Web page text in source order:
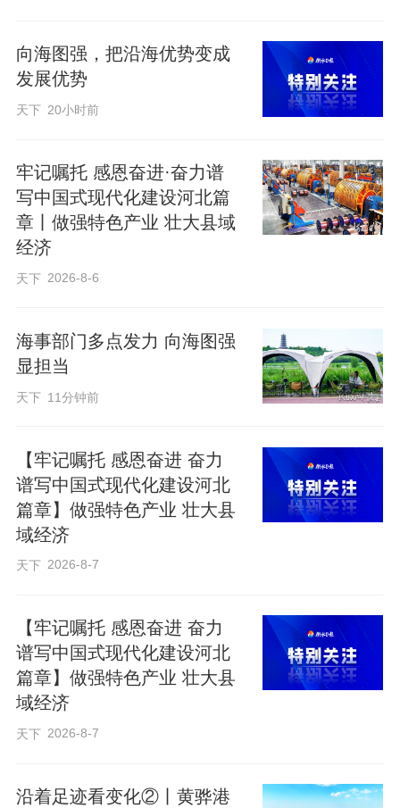
“一个新市场或许已经向我们打开了大
4月初，通旺科技与邢台经开区冀货出海共
享直播基地（以下简称“基地”）达成合作，
依托基地提供的客户资源，试水美国市
场。在此之前，通旺科技的猫砂产品畅销
大门。
“共享客户资源，是基地服务出海企业的举
国市场之前，基地还为通旺科技做了市场
调研，发现这家公司的产品在线下商超卖
得最好，于是帮助企业将产品铺入中高端
提供市场分析和客户资源是基地服务企业
的第一步。目前，基地的服务已经覆盖外
贸全部环节，为企业提供一站式出海方
案。
成式服务台。窗口上方，挂着六块牌子：
向海图强，把沿海优势变成
发展优势
天下 20小时前
牢记嘱托 感恩奋进·奋力谱
写中国式现代化建设河北篇
章丨做强特色产业 壮大县域
经济
天下 2026-8-6
海事部门多点发力 向海图强
显担当
天下 11分钟前
【牢记嘱托 感恩奋进 奋力
谱写中国式现代化建设河北
篇章】做强特色产业 壮大县
域经济
天下 2026-8-7
【牢记嘱托 感恩奋进 奋力
谱写中国式现代化建设河北
篇章】做强特色产业 壮大县
域经济
天下 2026-8-7
沿着足迹看变化②丨黄骅港